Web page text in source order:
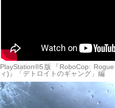
PlayStation®5版『RoboCop:
ィ)』「デトロイトのギャング」編